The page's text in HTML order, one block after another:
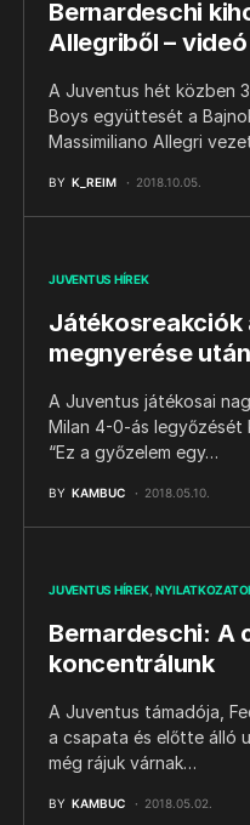
Bernardeschi
Allegriből – videó
A Juventus hét közben
Boys együttesét a
Massimiliano Allegri
BY K_REIM 2018.10.05.
JUVENTUS HÍREK
Játékosreakciók
megnyerése után
A Juventus játékosai
Milan 4-0-ás legyőzését
“Ez a győzelem egy…
BY KAMBUC 2018.05.10.
JUVENTUS HÍREK
Bernardeschi: A
koncentrálunk
A Juventus támadója,
a csapata és előtte álló
még rájuk várnak…
BY KAMBUC 2018.05.02.